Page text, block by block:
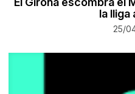
la lliga
25/